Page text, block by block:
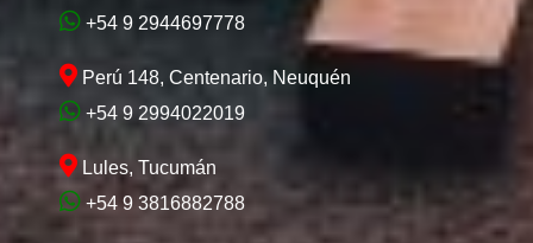
+54 9 2944697778
Perú 148, Centenario, Neuquén
+54 9 2994022019
Lules, Tucumán
+54 9 3816882788